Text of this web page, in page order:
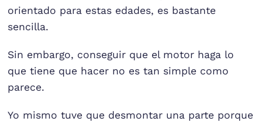
orientado para estas edades, es bastante
sencilla.
Sin embargo, conseguir que el motor haga lo
que tiene que hacer no es tan simple como
parece.
Yo mismo tuve que desmontar una parte porque